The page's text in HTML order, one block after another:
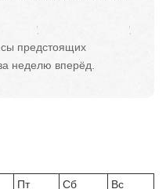
предстоящих
неделю вперёд.
Пт Сб Вс